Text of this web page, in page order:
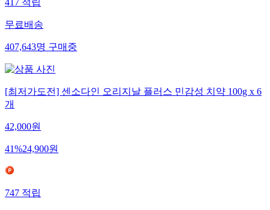
417적립
무료배송
407,643명구매중
[최저가도전] 센소다인 오리지날 플러스 민감성 치약 100g x 6
개
42,000원
41%24,900원
747적립